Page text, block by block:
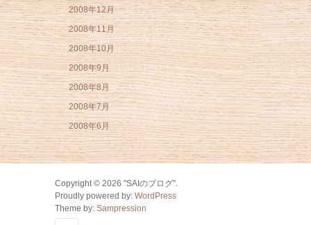
2008年12月
2008年11月
2008年10月
2008年9月
2008年8月
2008年7月
2008年6月
Copyright © 2026 "SAIのブログ".
Proudly powered by: WordPress
Theme by: Sampression